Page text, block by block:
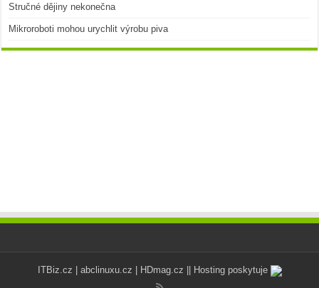
Stručné dějiny nekonečna
Mikroroboti mohou urychlit výrobu piva
ITBiz.cz abclinuxu.cz HDmag.cz || Hosting poskytuje